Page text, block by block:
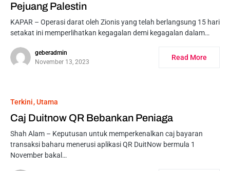
Pejuang Palestin
KAPAR – Operasi darat oleh Zionis yang telah berlangsung 15 hari
setakat ini memperlihatkan kegagalan demi kegagalan dalam…
geberadmin
November 13, 2023
Read More
Terkini Utama
Caj Duitnow QR Bebankan Peniaga
Shah Alam – Keputusan untuk memperkenalkan caj bayaran
transaksi baharu menerusi aplikasi QR DuitNow bermula 1
November bakal…